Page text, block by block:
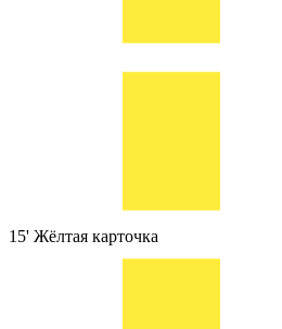
15' Жёлтая карточка